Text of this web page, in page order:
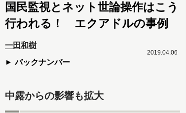
国民監視とネット世論操作はこう
行われる！ エクアドルの事例
一田和樹
バックナンバー
2019.04.06
中露からの影響も拡大